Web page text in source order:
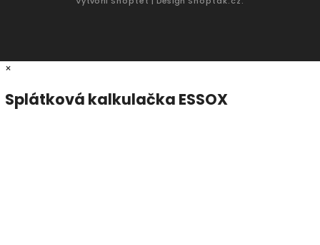
×
Splátková kalkulačka ESSOX